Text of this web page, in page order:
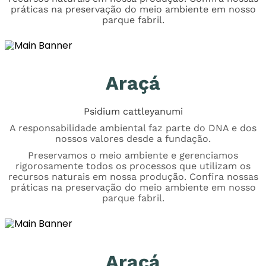
práticas na preservação do meio ambiente em nosso
parque fabril.
Araçá
Psidium cattleyanumi
A responsabilidade ambiental faz parte do DNA e dos
nossos valores desde a fundação.
Preservamos o meio ambiente e gerenciamos
rigorosamente todos os processos que utilizam os
recursos naturais em nossa produção. Confira nossas
práticas na preservação do meio ambiente em nosso
parque fabril.